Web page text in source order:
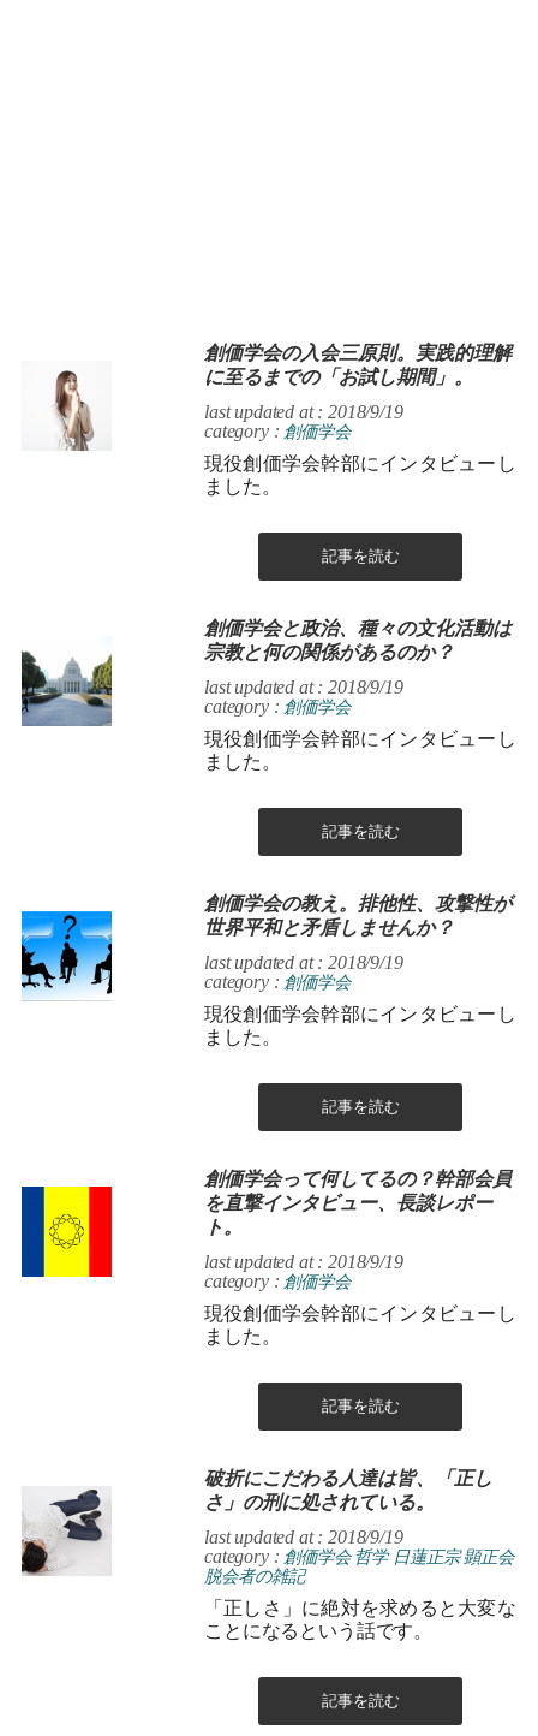
創価学会の入会三原則。実践的理解
に至るまでの「お試し期間」。
last updated at : 2018/9/19
category : 創価学会
現役創価学会幹部にインタビューし
ました。
記事を読む
創価学会と政治、種々の文化活動は
宗教と何の関係があるのか？
last updated at : 2018/9/19
category : 創価学会
現役創価学会幹部にインタビューし
ました。
記事を読む
創価学会の教え。排他性、攻撃性が
世界平和と矛盾しませんか？
last updated at : 2018/9/19
category : 創価学会
現役創価学会幹部にインタビューし
ました。
記事を読む
創価学会って何してるの？幹部会員
を直撃インタビュー、長談レポー
ト。
last updated at : 2018/9/19
category : 創価学会
現役創価学会幹部にインタビューし
ました。
記事を読む
破折にこだわる人達は皆、「正し
さ」の刑に処されている。
last updated at : 2018/9/19
category : 創価学会 哲学 日蓮正宗 顕正会
脱会者の雑記
「正しさ」に絶対を求めると大変な
ことになるという話です。
記事を読む